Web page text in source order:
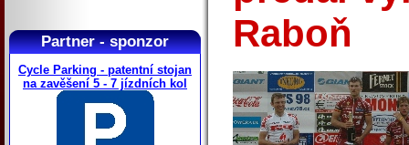
Partner - sponzor
Cycle Parking - patentní stojan
na zavěšení 5 - 7 jízdních kol
Raboň